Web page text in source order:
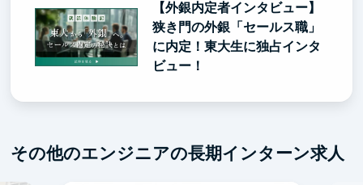
【外銀内定者インタビュー】
狭き門の外銀「セールス職」
に内定！東大生に独占インタ
ビュー！
その他のエンジニアの長期インターン求人